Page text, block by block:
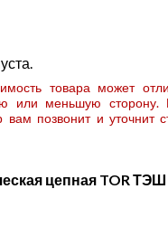
товара может
или меньшую сторону.
вам позвонит и уточнит
цепная TOR ТЭШ